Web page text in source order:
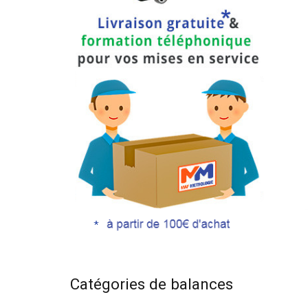
Catégories de balances